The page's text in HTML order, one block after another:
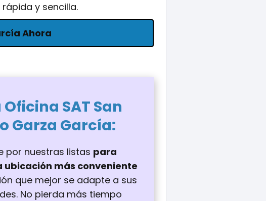
rápida y sencilla.
Ahora
Oficina SAT San
Garza García:
por nuestras listas para
ubicación más conveniente
que mejor se adapte a sus
No pierda más tiempo